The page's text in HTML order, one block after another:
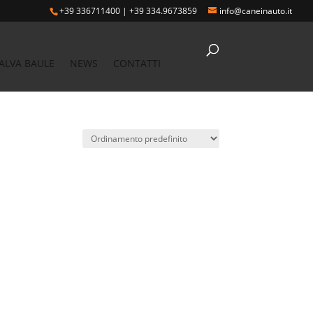
+39 336711400 | +39 334.9673859 info@caneinauto.it
BAULE NEWS CONTATTI